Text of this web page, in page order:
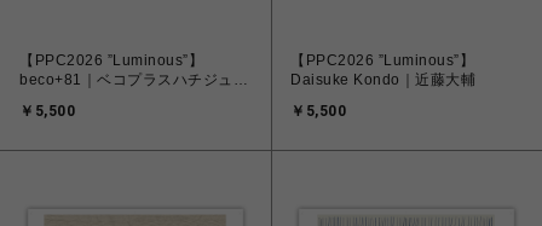
【PPC2026 ”Luminous”】
beco+81｜ベコプラスハチジュウ
￥5,500
【PPC2026 ”Luminous”】
Daisuke Kondo｜近藤大輔
￥5,500